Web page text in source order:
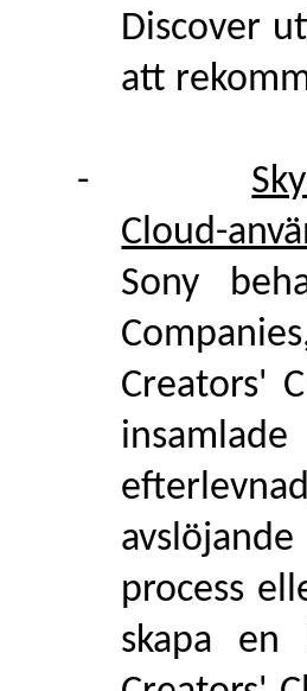
Discover
att
-
Cloud-
Sony
Creators'
process
skapa en